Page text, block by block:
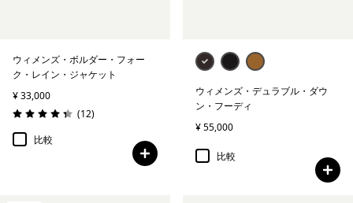
ウィメンズ・ボルダー・フォー
ク・レイン・ジャケット
¥ 33,000
評価: 4.3 / 5
(12レビュー
)
比較
ウィメンズ・デュラブル・ダウ
ン・フーディ
¥ 55,000
比較